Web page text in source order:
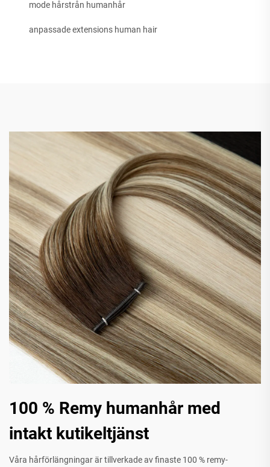
mode hårstrån humanhår
anpassade extensions human hair
100 % Remy humanhår med
intakt kutikeltjänst
Våra hårförlängningar är tillverkade av finaste 100 % remy-